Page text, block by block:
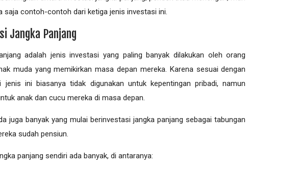
saja contoh-contoh dari ketiga jenis investasi ini.
Jangka Panjang
adalah jenis investasi yang paling banyak dilakukan oleh orang
muda yang memikirkan masa depan mereka. Karena sesuai dengan
jenis ini biasanya tidak digunakan untuk kepentingan pribadi, namun
anak dan cucu mereka di masa depan.
juga banyak yang mulai berinvestasi jangka panjang sebagai tabungan
sudah pensiun.
panjang sendiri ada banyak, di antaranya: